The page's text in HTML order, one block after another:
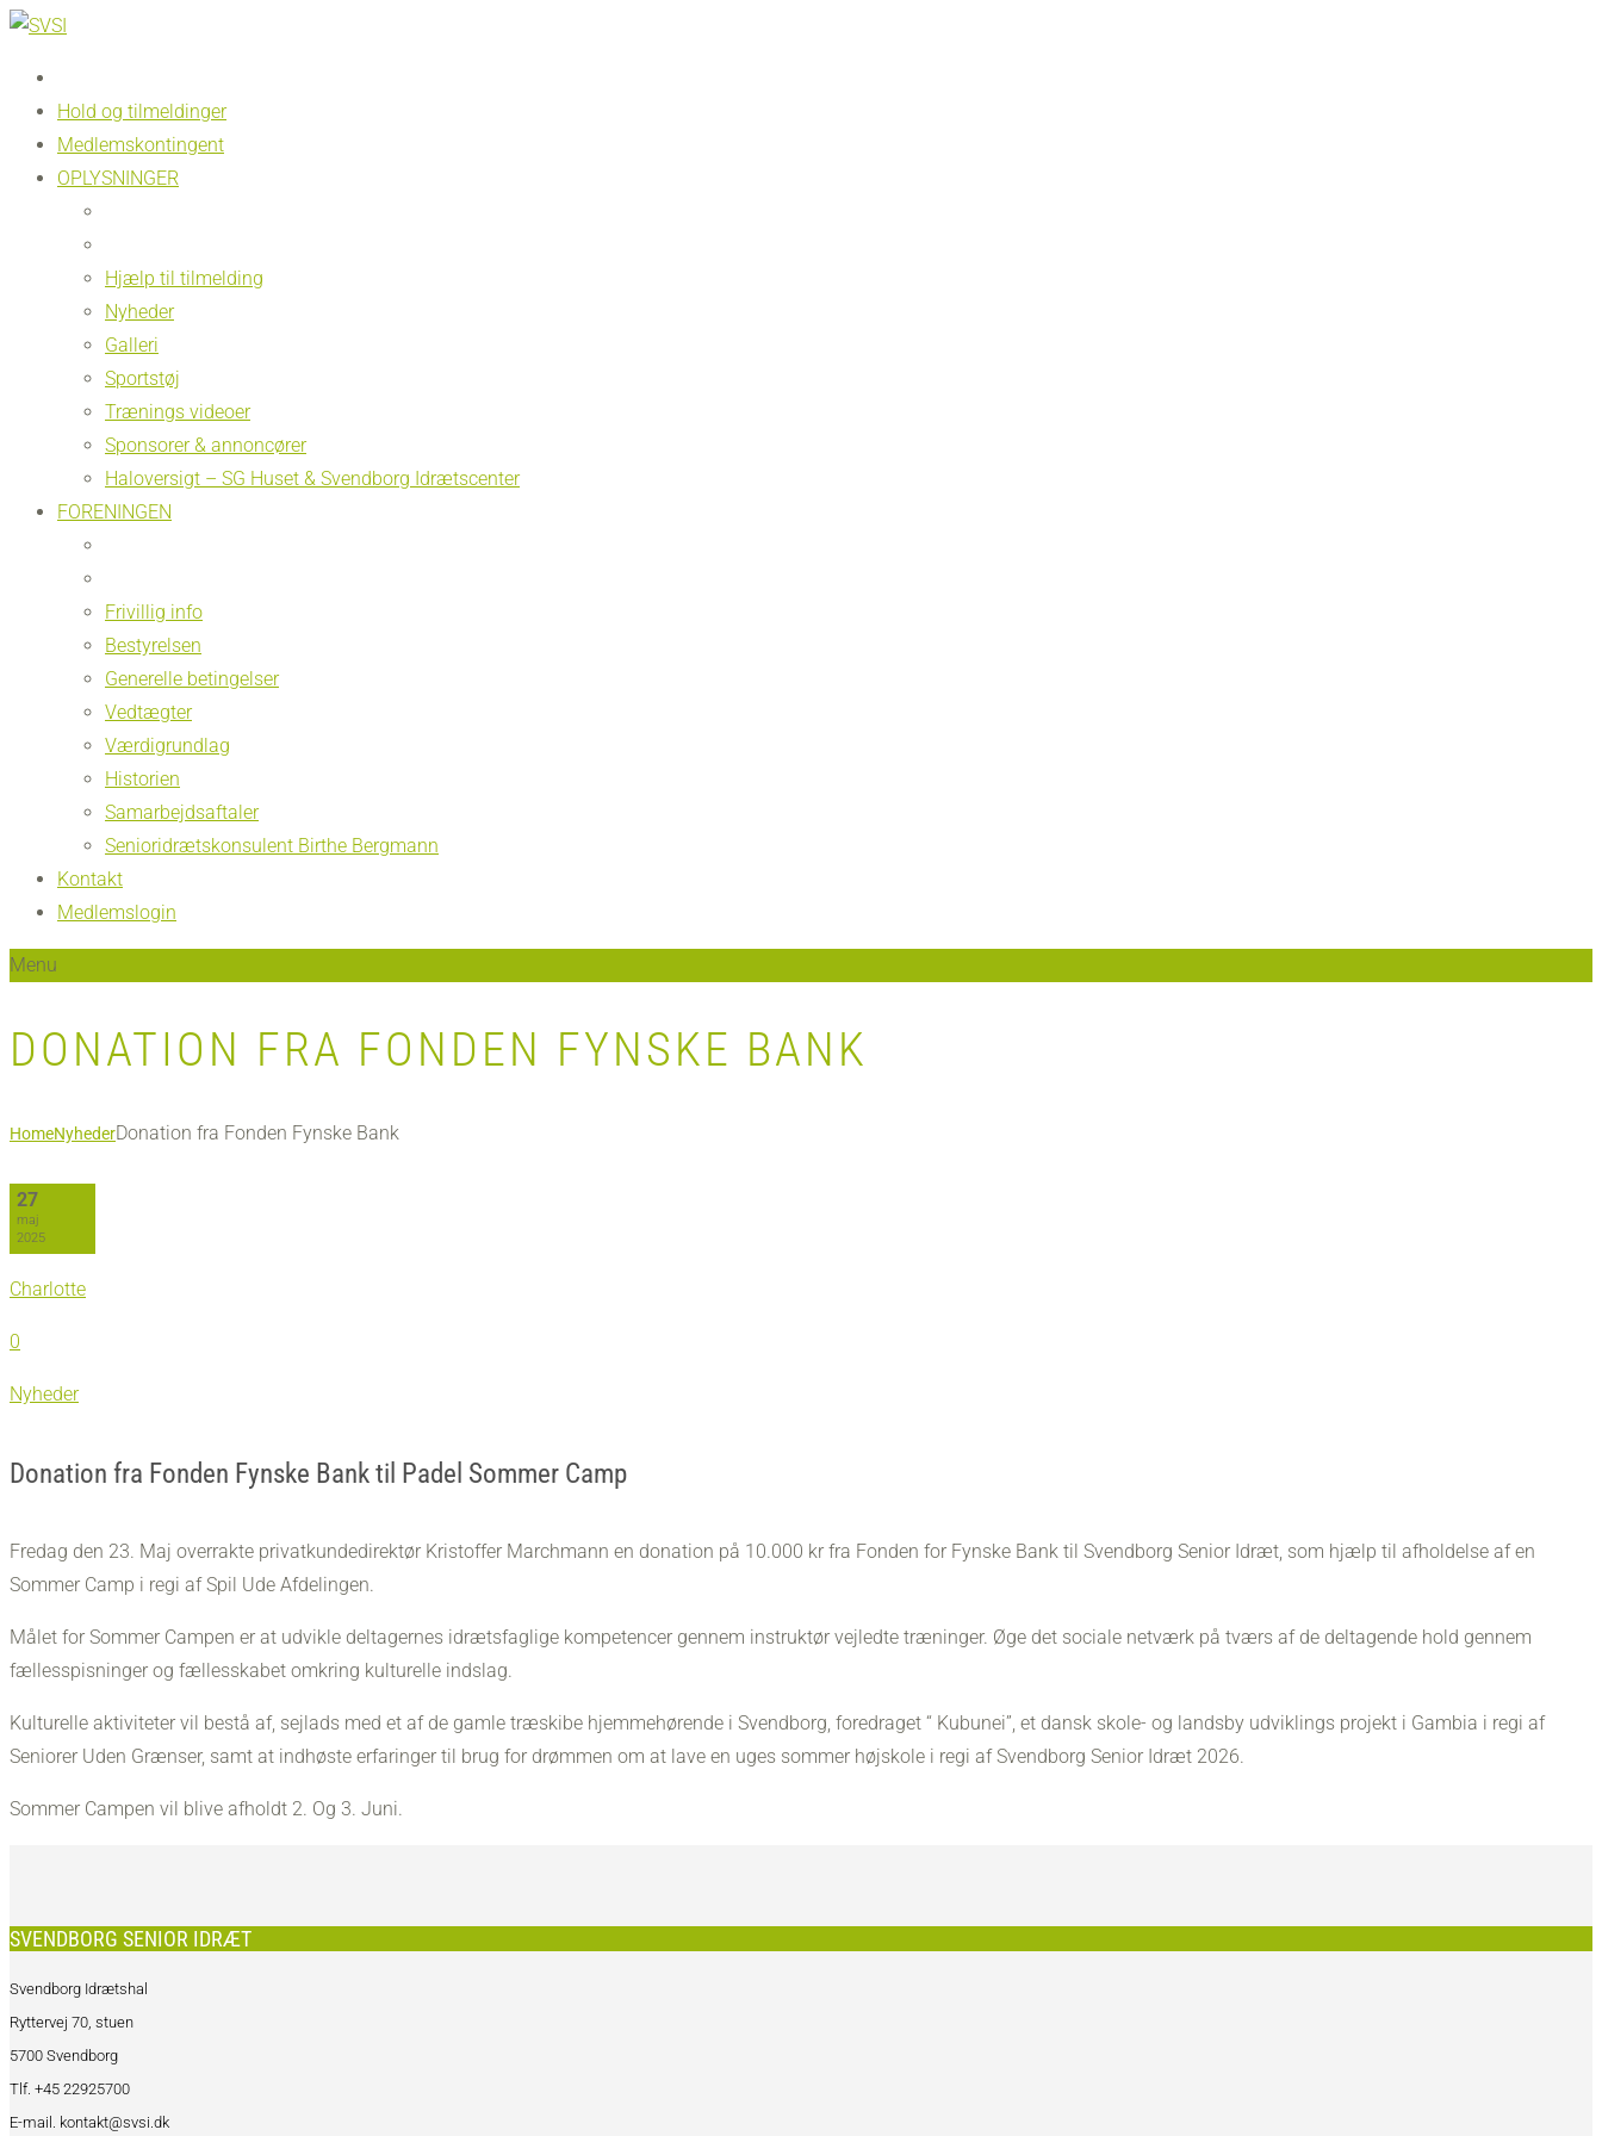
Hold og tilmeldinger
Medlemskontingent
OPLYSNINGER
Hjælp til tilmelding
Nyheder
Galleri
Sportstøj
Trænings videoer
Sponsorer & annoncører
Haloversigt – SG Huset & Svendborg Idrætscenter
FORENINGEN
Frivillig info
Bestyrelsen
Generelle betingelser
Vedtægter
Værdigrundlag
Historien
Samarbejdsaftaler
Senioridrætskonsulent Birthe Bergmann
Kontakt
Medlemslogin
Menu
DONATION FRA FONDEN FYNSKE BANK
HomeNyhederDonation fra Fonden Fynske Bank
27
maj
2025
Charlotte
0
Nyheder
Donation fra Fonden Fynske Bank til Padel Sommer Camp
Fredag den 23. Maj overrakte privatkundedirektør Kristoffer Marchmann en donation på 10.000 kr fra Fonden for Fynske Bank til Svendborg Senior Idræt, som hjælp til afholdelse af en
Sommer Camp i regi af Spil Ude Afdelingen.
Målet for Sommer Campen er at udvikle deltagernes idrætsfaglige kompetencer gennem instruktør vejledte træninger. Øge det sociale netværk på tværs af de deltagende hold gennem
fællesspisninger og fællesskabet omkring kulturelle indslag.
Kulturelle aktiviteter vil bestå af, sejlads med et af de gamle træskibe hjemmehørende i Svendborg, foredraget “ Kubunei”, et dansk skole- og landsby udviklings projekt i Gambia i regi af
Seniorer Uden Grænser, samt at indhøste erfaringer til brug for drømmen om at lave en uges sommer højskole i regi af Svendborg Senior Idræt 2026.
Sommer Campen vil blive afholdt 2. Og 3. Juni.
SVENDBORG SENIOR IDRÆT
Svendborg Idrætshal
Ryttervej 70, stuen
5700 Svendborg
Tlf. +45 22925700
E-mail. kontakt@svsi.dk